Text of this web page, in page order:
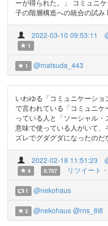
ーが得られた。」 コミュニ
子の階層構造への統合の試
2022-03-10 09:53:11
1
1 @matsuda_443
いわゆる「コミュニケーシ
で言われている「コミュニ
っている人と「ソーシャル
意味で使っている人がいて
ズレでグダグダになったの
2022-02-18 11:51:23
4
0.707 リツイート
1 @nekohaus
2 @nekohaus @rns_8i8